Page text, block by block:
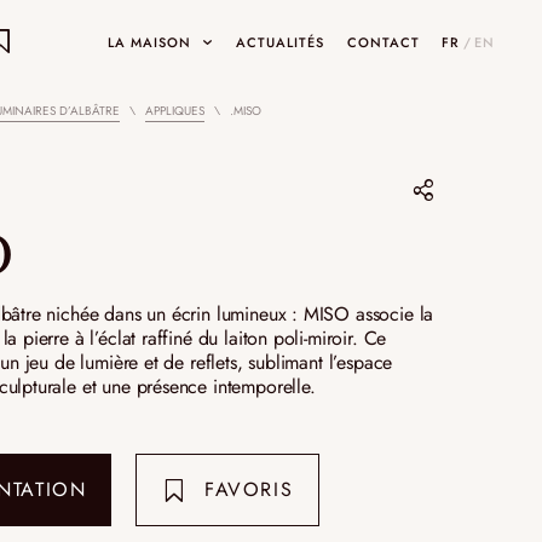
DESIGNS UMAMI
LA MAISON
SHOWROOMS ET GALERIES
ACTUALITÉS CONTACT FR / EN
D’ALBÂTRE APPLIQUES .MISO
Pinterest
Instagram
nichée dans un écrin lumineux : MISO associe la
pierre à l’éclat raffiné du laiton poli-miroir. Ce
jeu de lumière et de reflets, sublimant l’espace
et une présence intemporelle.
FAVORIS